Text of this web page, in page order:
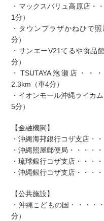
・マックスバリュ高原店・
1分）
・タウンプラザかねひで
分）
・サンエーV21てるや食品
分）
・TSUTAYA泡瀬店・・
2.3km（車4分）
・イオンモール沖縄ライカ
5分）
【金融機関】
・沖縄海邦銀行コザ支店・
・沖縄照屋郵便局・・・・
・琉球銀行コザ支店・・・
・沖縄銀行コザ支店・・・
【公共施設】
・沖縄こどもの国・・・・
分）